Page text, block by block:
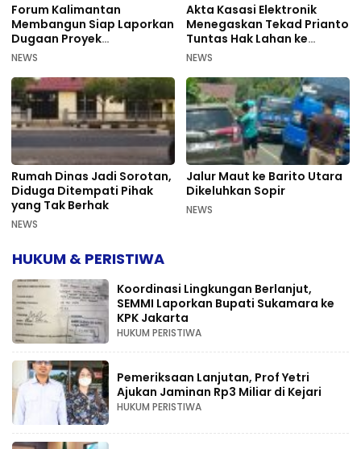
Forum Kalimantan
Membangun Siap Laporkan
Dugaan Proyek
Bermasalah PUPR Kalteng
NEWS
Akta Kasasi Elektronik
Menegaskan Tekad Prianto
Tuntas Hak Lahan ke
Mahkamah Agung
NEWS
Rumah Dinas Jadi Sorotan,
Diduga Ditempati Pihak
yang Tak Berhak
NEWS
Jalur Maut ke Barito Utara
Dikeluhkan Sopir
NEWS
HUKUM & PERISTIWA
Koordinasi Lingkungan Berlanjut,
SEMMI Laporkan Bupati Sukamara ke
KPK Jakarta
HUKUM PERISTIWA
Pemeriksaan Lanjutan, Prof Yetri
Ajukan Jaminan Rp3 Miliar di Kejari
HUKUM PERISTIWA